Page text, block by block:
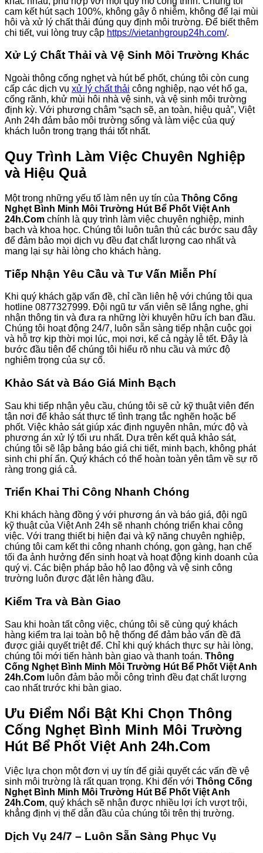
cam kết hút sạch 100%, không gây ô nhiễm, không để lại mùi
hôi và xử lý chất thải đúng quy định môi trường. Để biết thêm
chi tiết, vui lòng truy cập https://vietanhgroup24h.com/.
Xử Lý Chất Thải và Vệ Sinh Môi Trường Khác
Ngoài thông cống nghẹt và hút bể phốt, chúng tôi còn cung
cấp các dịch vụ xử lý chất thải công nghiệp, nạo vét hố ga,
cống rãnh, khử mùi hôi nhà vệ sinh, và vệ sinh môi trường
định kỳ. Với phương châm “sạch sẽ, an toàn, hiệu quả”, Việt
Anh 24h đảm bảo môi trường sống và làm việc của quý
khách luôn trong trạng thái tốt nhất.
Quy Trình Làm Việc Chuyên Nghiệp
và Hiệu Quả
Một trong những yếu tố làm nên uy tín của Thông Cống
Nghẹt Bình Minh Môi Trường Hút Bể Phốt Việt Anh
24h.Com chính là quy trình làm việc chuyên nghiệp, minh
bạch và khoa học. Chúng tôi luôn tuân thủ các bước sau đây
để đảm bảo mọi dịch vụ đều đạt chất lượng cao nhất và
mang lại sự hài lòng cho khách hàng.
Tiếp Nhận Yêu Cầu và Tư Vấn Miễn Phí
Khi quý khách gặp vấn đề, chỉ cần liên hệ với chúng tôi qua
hotline 0877327999. Đội ngũ tư vấn viên sẽ lắng nghe, ghi
nhận thông tin và đưa ra những lời khuyên hữu ích ban đầu.
Chúng tôi hoạt động 24/7, luôn sẵn sàng tiếp nhận cuộc gọi
và hỗ trợ kịp thời mọi lúc, mọi nơi, kể cả ngày lễ tết. Đây là
bước đầu tiên để chúng tôi hiểu rõ nhu cầu và mức độ
nghiêm trọng của sự cố.
Khảo Sát và Báo Giá Minh Bạch
Sau khi tiếp nhận yêu cầu, chúng tôi sẽ cử kỹ thuật viên đến
tận nơi để khảo sát thực tế tình trạng tắc nghẽn hoặc bể
phốt. Việc khảo sát giúp xác định nguyên nhân, mức độ và
phương án xử lý tối ưu nhất. Dựa trên kết quả khảo sát,
chúng tôi sẽ lập bảng báo giá chi tiết, minh bạch, không phát
sinh chi phí ẩn. Quý khách có thể hoàn toàn yên tâm về sự rõ
ràng trong giá cả.
Triển Khai Thi Công Nhanh Chóng
Khi khách hàng đồng ý với phương án và báo giá, đội ngũ
kỹ thuật của Việt Anh 24h sẽ nhanh chóng triển khai công
việc. Với trang thiết bị hiện đại và kỹ năng chuyên nghiệp,
chúng tôi cam kết thi công nhanh chóng, gọn gàng, hạn chế
tối đa ảnh hưởng đến sinh hoạt và hoạt động kinh doanh của
quý vị. Các biện pháp bảo hộ lao động và vệ sinh công
trường luôn được đặt lên hàng đầu.
Kiểm Tra và Bàn Giao
Sau khi hoàn tất công việc, chúng tôi sẽ cùng quý khách
hàng kiểm tra lại toàn bộ hệ thống để đảm bảo vấn đề đã
được giải quyết triệt để. Chỉ khi quý khách thực sự hài lòng,
chúng tôi mới tiến hành bàn giao và thanh toán. Thông
Cống Nghẹt Bình Minh Môi Trường Hút Bể Phốt Việt Anh
24h.Com luôn đảm bảo mỗi công trình đều đạt chất lượng
cao nhất trước khi bàn giao.
Ưu Điểm Nổi Bật Khi Chọn Thông
Cống Nghẹt Bình Minh Môi Trường
Hút Bể Phốt Việt Anh 24h.Com
Việc lựa chọn một đơn vị uy tín để giải quyết các vấn đề vệ
sinh môi trường là rất quan trọng. Khi đến với Thông Cống
Nghẹt Bình Minh Môi Trường Hút Bể Phốt Việt Anh
24h.Com, quý khách sẽ nhận được nhiều lợi ích vượt trội,
khẳng định vị thế dẫn đầu của chúng tôi trên thị trường.
Dịch Vụ 24/7 – Luôn Sẵn Sàng Phục Vụ